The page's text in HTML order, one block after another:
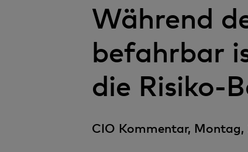
Während
befahrbar
die Risiko-
CIO Kommentar,